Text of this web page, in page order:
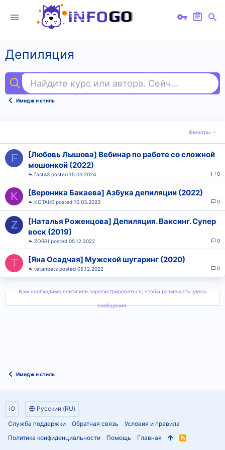
Депиляция
Найдите курс или автора. Сейчас ищут
Имидж и стиль
Фильтры
F
[Любовь Лышова] Вебинар по работе со сложной
мошонкой (2022)
0
15.03.2024
fast43
K [Вероника Бакаева] Азбука депиляции (2022)
0
10.03.2023
KOTAH0
Z
[Наталья Роженцова] Депиляция. Ваксинг. Супер
воск (2019)
0
05.12.2022
ZORBI
T [Яна Осадчая] Мужской шугаринг (2020)
0
05.12.2022
tetanbets
Вам необходимо войти или зарегистрироваться, чтобы размещать здесь
сообщения.
Имидж и стиль
iO
Русский (RU)
Служба поддержки
Обратная связь
Условия и правила
Политика конфиденциальности
Помощь Главная
R